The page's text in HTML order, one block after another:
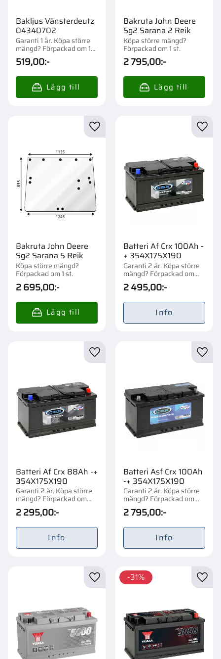
Bakljus Vänsterdeutz
04340702
Garanti 1 år. Köpa större
mängd? Förpackad om 1
st.
519,00:-
Bakruta John Deere
Sg2 Sarana 2 Reik
Köpa större mängd?
Förpackad om 1 st.
2 795,00:-
Bakruta John Deere
Sg2 Sarana 5 Reik
Köpa större mängd?
Förpackad om 1 st.
2 695,00:-
Lägg till i favoriter
Batteri Af Crx 100Ah -
+ 354X175X190
Garanti 2 år. Köpa större
mängd? Förpackad om
1/48 st.
2 495,00:-
Info
Batteri Af Crx 88Ah -+
354X175X190
Garanti 2 år. Köpa större
mängd? Förpackad om
1/48 st.
2 295,00:-
Lägg till i favoriter
Info
Batteri Asf Crx 100Ah
-+ 354X175X190
Garanti 2 år. Köpa större
mängd? Förpackad om
1/48 st.
2 795,00:-
Info
Lägg till i favoriter
31%